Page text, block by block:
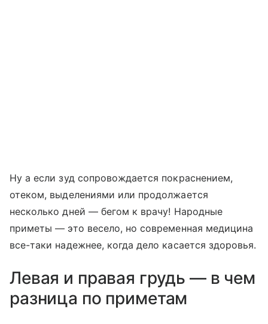
Ну а если зуд сопровождается покраснением,
отеком, выделениями или продолжается
несколько дней — бегом к врачу! Народные
приметы — это весело, но современная медицина
все-таки надежнее, когда дело касается здоровья.
Левая и правая грудь — в чем
разница по приметам